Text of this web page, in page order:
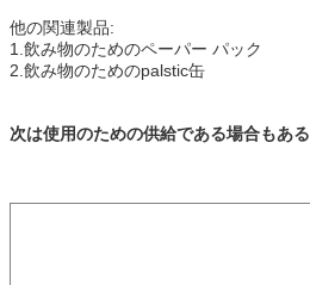
他の関連製品:
1.飲み物のためのペーパー パック
2.飲み物のためのpalstic缶
次は使用のための供給である場合もある